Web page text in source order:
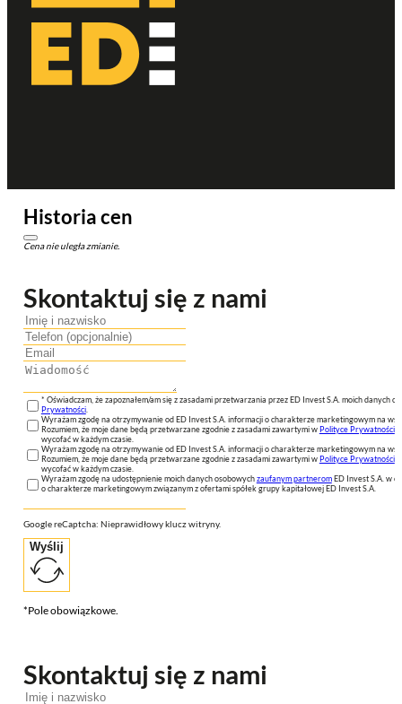
Historia cen
Cena nie uległa zmianie.
Skontaktuj się z nami
* Oświadczam, że zapoznałem/am się z zasadami przetwarzania przez ED Invest S.A. moich danych
Prywatności.
Wyrażam zgodę na otrzymywanie od ED Invest S.A. informacji o charakterze marketingowym na
Rozumiem, że moje dane będą przetwarzane zgodnie z zasadami zawartymi w Polityce Prywatności
wycofać w każdym czasie.
Wyrażam zgodę na otrzymywanie od ED Invest S.A. informacji o charakterze marketingowym na
Rozumiem, że moje dane będą przetwarzane zgodnie z zasadami zawartymi w Polityce Prywatności
wycofać w każdym czasie.
Wyrażam zgodę na udostępnienie moich danych osobowychzaufanym partneromED Invest S.A. w
o charakterze marketingowym związanym z ofertami spółek grupy kapitałowej ED Invest S.A.
Google reCaptcha: Nieprawidłowy klucz witryny.
Wyślij
*Pole obowiązkowe.
Skontaktuj się z nami